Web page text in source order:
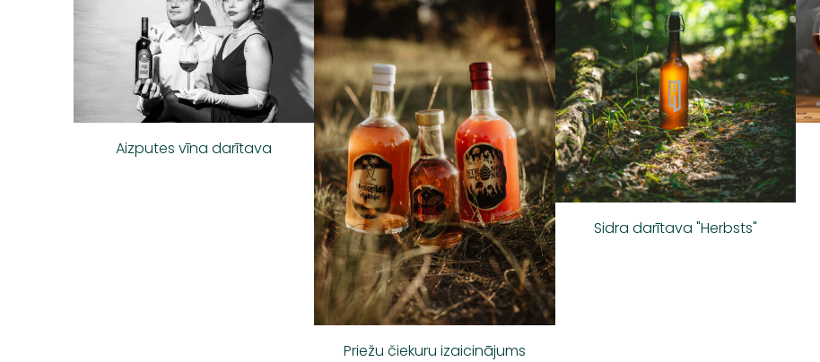
Aizputes vīna darītava
Priežu čiekuru izaicinājums
Sidra darītava "Herbsts"